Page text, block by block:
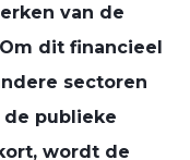
van de
dit financieel
sectoren
de publieke
wordt de